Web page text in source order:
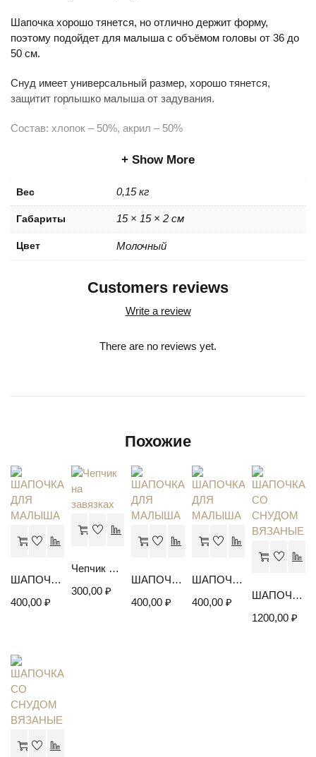
Шапочка хорошо тянется, но отлично держит форму,
поэтому подойдет для малыша с объёмом головы от 36 до
50 см.
Снуд имеет универсальный размер, хорошо тянется,
защитит горлышко малыша от задувания.
Состав: хлопок – 50%, акрил – 50%
Show More
Вес 0,15 кг
Габариты 15 × 15 × 2 см
Цвет Молочный
Customers reviews
Write a review
There are no reviews yet.
Похожие
ШАПОЧКА ДЛЯ МАЛЫША
400,00 ₽
Чепчик на завязках
300,00 ₽
ШАПОЧКА ДЛЯ МАЛЫША
400,00₽
ШАПОЧКА ДЛЯ МАЛЫША
400,00 ₽
ШАПОЧКА СО СНУДОМ ВЯЗАНЫЕ
1200,00₽